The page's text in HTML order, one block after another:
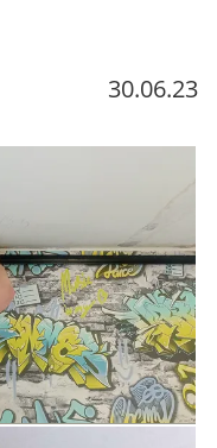
30.06.23